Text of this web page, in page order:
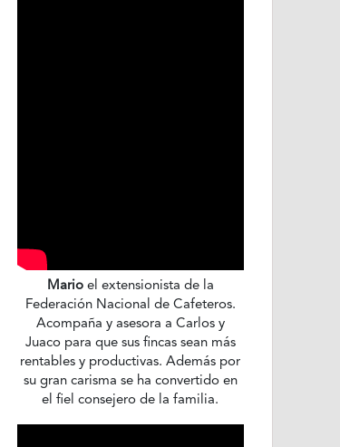
Marioel extensionista de la
Federación Nacional de Cafeteros.
Acompaña y asesora a Carlos y
Juaco para que sus fincas sean más
rentables y productivas. Además por
su gran carisma se ha convertido en
el fiel consejero de la familia.